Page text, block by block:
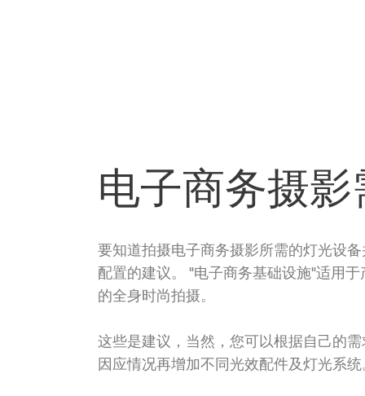
电子商务摄
要知道拍摄电子商务摄影所需的灯光设
配置的建议。 "电子商务基础设施"适用
的全身时尚拍摄。
这些是建议，当然，您可以根据自己的
因应情况再增加不同光效配件及灯光系统